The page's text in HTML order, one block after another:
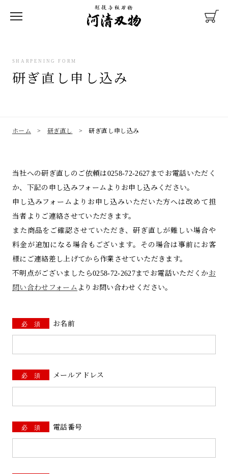
SHARPENING FORM
研ぎ直し申し込み
ホーム >研ぎ直し >研ぎ直し申し込み
当社への研ぎ直しのご依頼は0258-72-2627までお電話いただく
か、下記の申し込みフォームよりお申し込みください。
申し込みフォームよりお申し込みいただいた方へは改めて担
当者よりご連絡させていただきます。
また商品をご確認させていただき、研ぎ直しが難しい場合や
料金が追加になる場合もございます。その場合は事前にお客
様にご連絡差し上げてから作業させていただきます。
不明点がございましたら0258-72-2627までお電話いただくか お
問い合わせフォーム よりお問い合わせください。
必 須 お名前
必 須 メールアドレス
必 須 電話番号